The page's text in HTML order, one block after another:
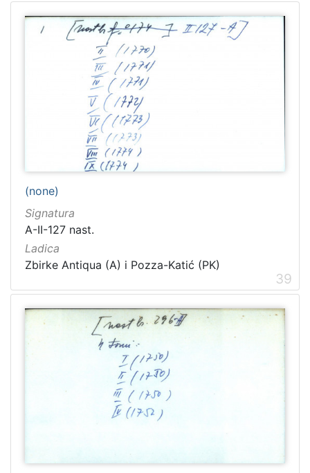
(none)
Signatura
A-II-127 nast.
Ladica
Zbirke Antiqua (A) i Pozza-Katić (PK)
39